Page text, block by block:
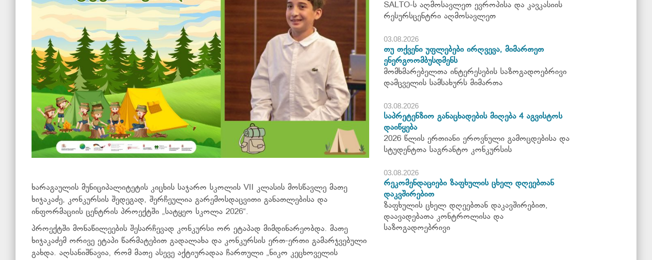
ხარაგაულის მუნიციპალიტეტის კიცხის საჯარო სკოლის VII კლასის მოსწავლემათე
ხიჯაკაძე, კონკურსის შედეგად, შერჩეულია გარემოსდაცვითი განათლებისა და
ინფორმაციის ცენტრის პროექტში „სატყეო სკოლა 2026“.
პროექტში მონაწილეების შესარჩევად კონკურსი ორ ეტაპად მიმდინარეობდა. მათე
ხიჯაკაძემ ორივე ეტაპი წარმატებით გადალახა და კონკურსის ერთ-ერთი გამარჯვებული
გახდა. აღსანიშნავია, რომ მათე ასევე აქტიურადაა ჩართული „ნიკო კეცხოველის
SALTO-ს აღმოსავლეთ ევროპისა და კავკასიის
რესურსცენტრი აღმოსავლეთ
03.08.2026
თუ თქვენი უფლებები ირღვევა, მიმართეთ
ენერგოომბუსდმენს
მომხმარებელთა ინტერესების საზოგადოებრივი
დამცველის სამსახურს მიმართა
03.08.2026
საპრეტენზიო განაცხადების მიღება 4 აგვისტოს
დაიწყება
2026 წლის ერთიანი ეროვნული გამოცდებისა და
სტუდენტთა საგრანტო კონკურსის
03.08.2026
რეკომენდაციები ზაფხულის ცხელ დღეებთან
დაკვშირებით
ზაფხულის ცხელ დღეებთან დაკავშირებით,
დაავადებათა კონტროლისა და
საზოგადოებრივი